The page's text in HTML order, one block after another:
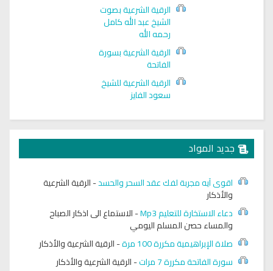
الرقية الشرعية بصوت
الشيخ عبد الله كامل
رحمه الله
الرقية الشرعية بسورة
الفاتحة
الرقية الشرعية للشيخ
سعود الفايز
جديد المواد
اقوى آيه مجربة لفك عقد السحر والحسد-الرقية الشرعية
والأذكار
دعاء الاستخارة للتعليم Mp3
-الاستماع الى اذكار الصباح
والمساء حصن المسلم اليومي
صلاة الإبراهيمية مكررة 100 مرة
-الرقية الشرعية والأذكار
سورة الفاتحة مكررة 7 مرات
-الرقية الشرعية والأذكار